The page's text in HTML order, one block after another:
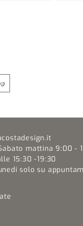
mattina 9:00 -
15:30 -19:30
solo su